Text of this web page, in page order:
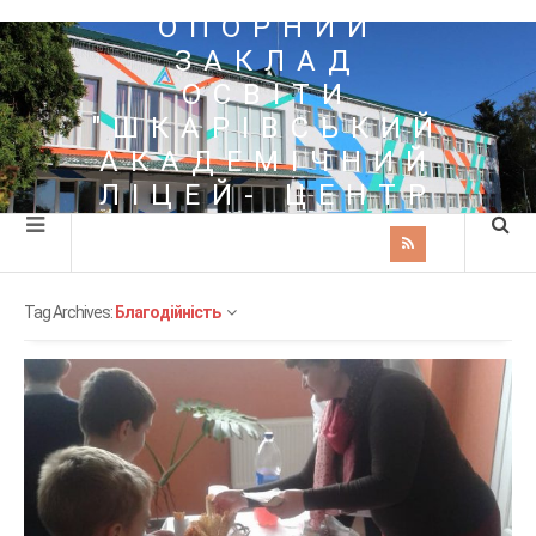
ОПОРНИЙ
ЗАКЛАД
ОСВІТИ
"ШКАРІВСЬКИЙ
АКАДЕМІЧНИЙ
ЛІЦЕЙ- ЦЕНТР
ПОЗАШКІЛЬНОЇ
Tag Archives: Благодійність